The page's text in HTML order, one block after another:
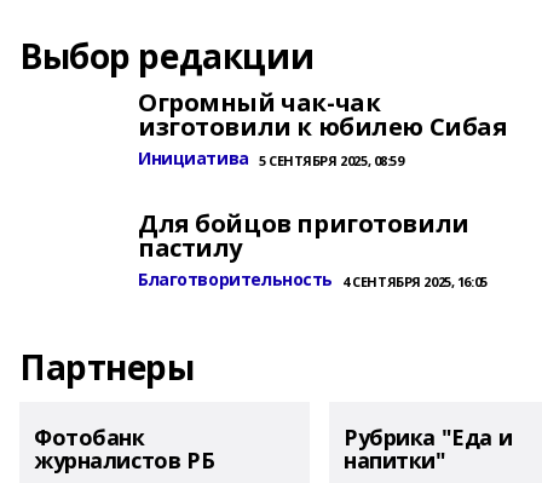
Выбор редакции
Огромный чак-чак
изготовили к юбилею Сибая
Инициатива 5 СЕНТЯБРЯ 2025, 08:59
Для бойцов приготовили
пастилу
Благотворительность 4 СЕНТЯБРЯ 2025, 16:05
Партнеры
Фотобанк
журналистов РБ
Рубрика "Еда и
напитки"